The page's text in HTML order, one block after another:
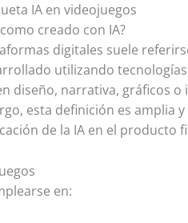
IA en videojuegos
creado con IA?
digitales suele
utilizando
diseño, narrativa, gráficos
esta definición es amplia
de la IA en el producto
en: